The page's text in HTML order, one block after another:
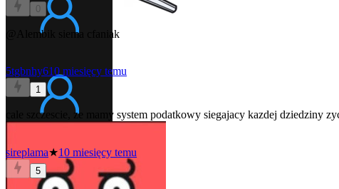
0
@Alembik siema cfaniak
5tgbnhy610 miesięcy temu
1
cale szczescie, ze mamy system podatkowy siegajacy kazdej dziedziny
sireplama★10 miesięcy temu
5